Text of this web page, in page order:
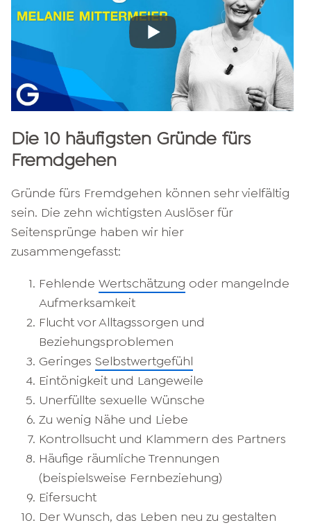
Die 10 häufigsten Gründe fürs
Fremdgehen
Gründe fürs Fremdgehen können sehr vielfältig
sein. Die zehn wichtigsten Auslöser für
Seitensprünge haben wir hier
zusammengefasst:
Fehlende Wertschätzung oder mangelnde
Aufmerksamkeit
Flucht vor Alltagssorgen und
Beziehungsproblemen
Geringes Selbstwertgefühl
Eintönigkeit und Langeweile
Unerfüllte sexuelle Wünsche
Zu wenig Nähe und Liebe
Kontrollsucht und Klammern des Partners
Häufige räumliche Trennungen
(beispielsweise Fernbeziehung)
Eifersucht
Der Wunsch, das Leben neu zu gestalten